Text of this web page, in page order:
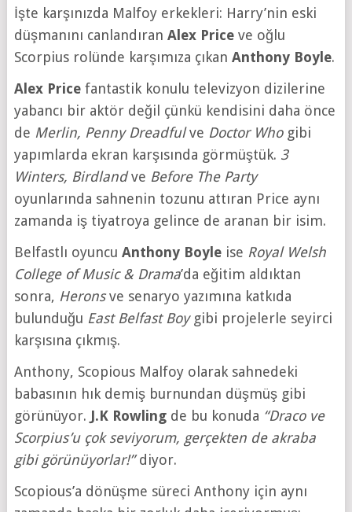
İşte karşınızda Malfoy erkekleri: Harry’nin eski
düşmanını canlandıran Alex Priceve oğlu
Scorpius rolünde karşımıza çıkan Anthony Boyle.
Alex Pricefantastik konulu televizyon dizilerine
yabancı bir aktör değil çünkü kendisini daha önce
de Merlin, Penny Dreadfulve Doctor Whogibi
yapımlarda ekran karşısında görmüştük. 3
Winters, Birdlandve Before The Party
oyunlarında sahnenin tozunu attıran Price aynı
zamanda iş tiyatroya gelince de aranan bir isim.
Belfastlı oyuncu Anthony Boyleise Royal Welsh
College of Music & Drama’da eğitim aldıktan
sonra, Heronsve senaryo yazımına katkıda
bulunduğu East Belfast Boygibi projelerle seyirci
karşısına çıkmış.
Anthony, Scopious Malfoy olarak sahnedeki
babasının hık demiş burnundan düşmüş gibi
görünüyor. J.K Rowlingde bu konuda “Draco ve
Scorpius’u çok seviyorum, gerçekten de akraba
gibi görünüyorlar!”diyor.
Scopious’a dönüşme süreci Anthony için aynı